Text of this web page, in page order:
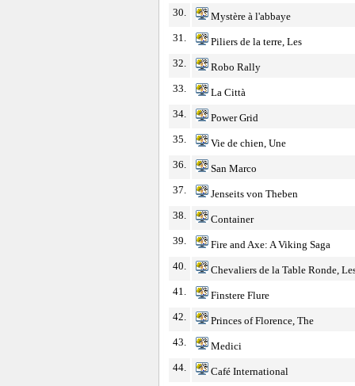
30.
Mystère à l'abbaye
31.
Piliers de la terre, Les
32.
Robo Rally
33.
La Città
34.
Power Grid
35.
Vie de chien, Une
36.
San Marco
37.
Jenseits von Theben
38.
Container
39.
Fire and Axe: A Viking Saga
40.
Chevaliers de la Table Ronde,
41.
Finstere Flure
42.
Princes of Florence, The
43.
Medici
44.
Café International